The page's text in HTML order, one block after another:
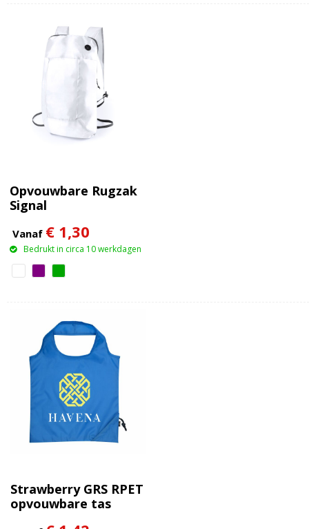
Opvouwbare Rugzak
Signal
Vanaf € 1,30
Bedrukt in circa 10 werkdagen
Strawberry GRS RPET
opvouwbare tas